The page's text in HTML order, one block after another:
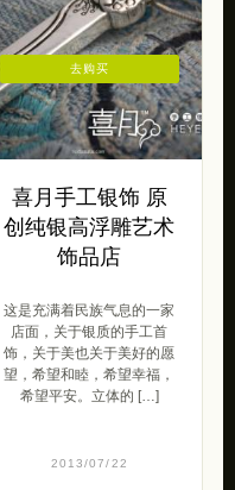
喜月手工银饰 原
创纯银高浮雕艺术
饰品店
这是充满着民族气息的一家
店面，关于银质的手工首
饰，关于美也关于美好的愿
望，希望和睦，希望幸福，
希望平安。立体的 […]
2013/07/22
去购买